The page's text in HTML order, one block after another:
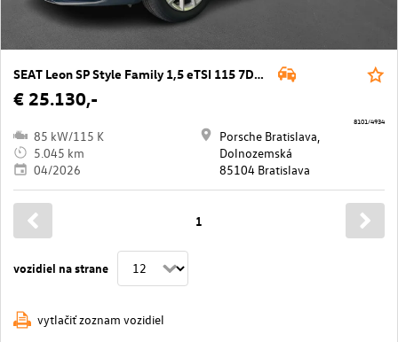
SEAT Leon SP Style Family 1,5 eTSI 115 7DSG
€ 25.130,-
85 kW/115 K
5.045 km
04/2026
Porsche Bratislava,
Dolnozemská
85104 Bratislava
8101/4934
vozidiel na strane
1
vytlačiť zoznam vozidiel